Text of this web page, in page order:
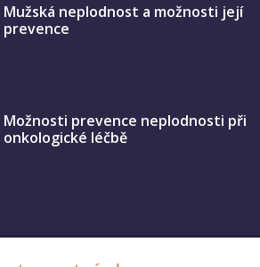
Mužská neplodnost a možnosti její
prevence
Možnosti prevence neplodnosti při
onkologické léčbě